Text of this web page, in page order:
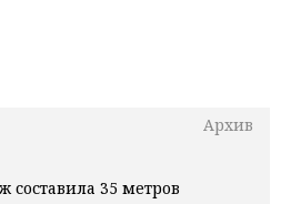
Архив
составила 35 метров